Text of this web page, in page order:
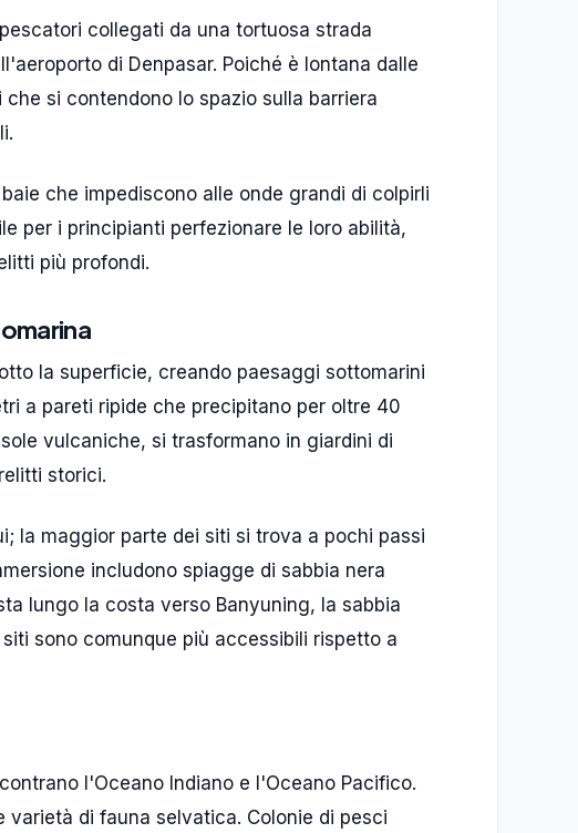
collegati da una tortuosa strada
di Denpasar. Poiché è lontana dalle
si contendono lo spazio sulla barriera
che impediscono alle onde grandi di colpirli
per i principianti perfezionare le loro abilità,
più profondi.
la superficie, creando paesaggi sottomarini
a pareti ripide che precipitano per oltre 40
vulcaniche, si trasformano in giardini di
storici.
la maggior parte dei siti si trova a pochi passi
includono spiagge di sabbia nera
lungo la costa verso Banyuning, la sabbia
sono comunque più accessibili rispetto a
l'Oceano Indiano e l'Oceano Pacifico.
varietà di fauna selvatica. Colonie di pesci